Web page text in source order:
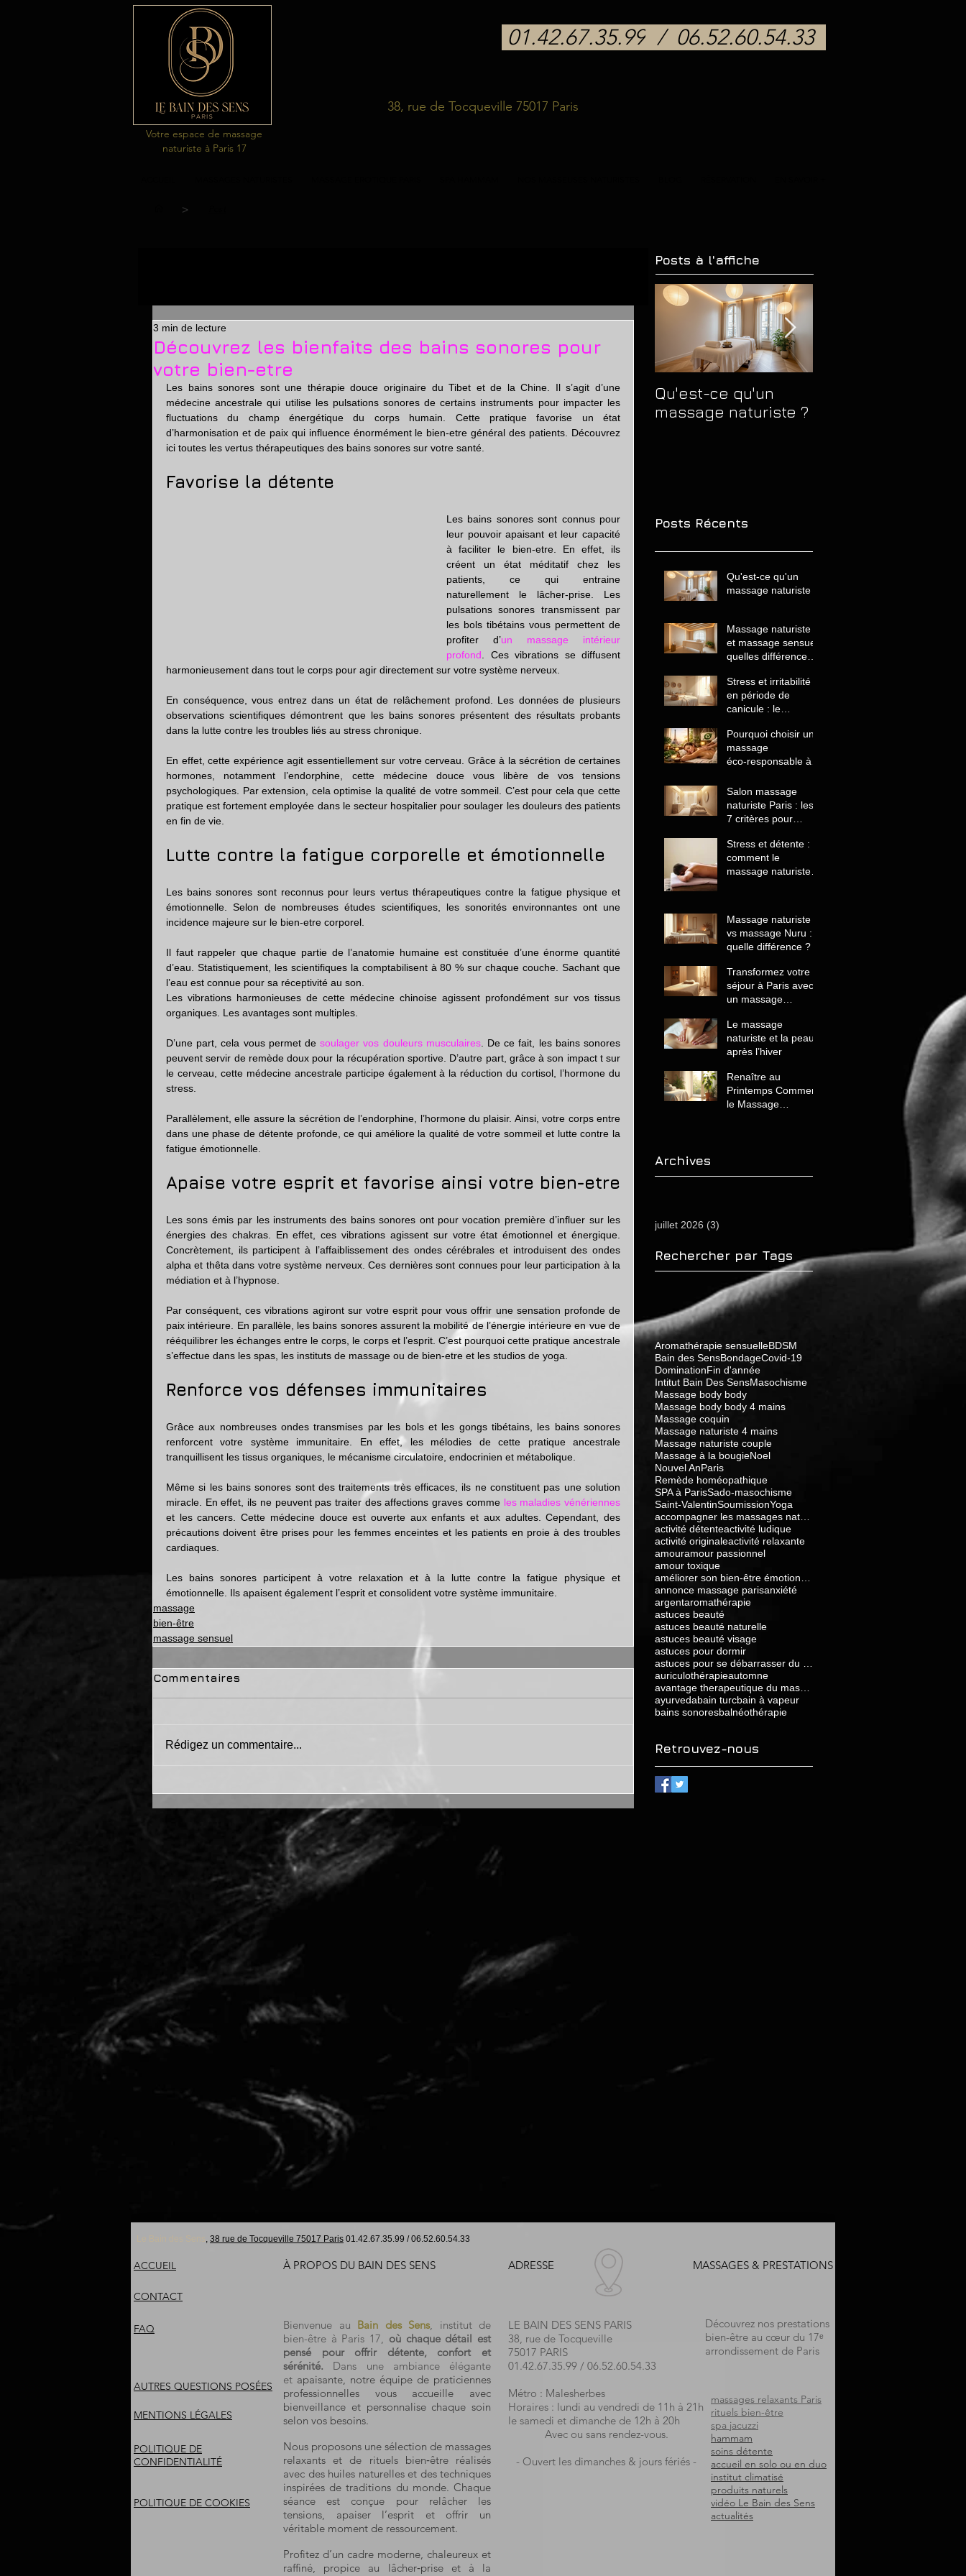
01.42.67.35.99 / 06.52.60.54.33
38, rue de Tocqueville 75017 Paris
Votre espace de massage
naturiste à Paris 17
>
massage erotique
Découvrez les bienfaits des bains sonores pour
votre bien-etre
3 min de lecture
Les bains sonores sont une thérapie douce originaire du Tibet et de la Chine. Il s’agit d’une
médecine ancestrale qui utilise les pulsations sonores de certains instruments pour impacter les
fluctuations du champ énergétique du corps humain. Cette pratique favorise un état
d’harmonisation et de paix qui influence énormément le bien-etre général des patients. Découvrez
ici toutes les vertus thérapeutiques des bains sonores sur votre santé.
Favorise la détente
Les bains sonores sont connus pour
leur pouvoir apaisant et leur capacité
à faciliter le bien-etre. En effet, ils
créent un état méditatif chez les
patients, ce qui entraine
naturellement le lâcher-prise. Les
pulsations sonores transmissent par
les bols tibétains vous permettent de
profiter d’un massage intérieur
profond . Ces vibrations se diffusent
harmonieusement dans tout le corps pour agir directement sur votre système nerveux.
En conséquence, vous entrez dans un état de relâchement profond. Les données de plusieurs
observations scientifiques démontrent que les bains sonores présentent des résultats probants
dans la lutte contre les troubles liés au stress chronique.
En effet, cette expérience agit essentiellement sur votre cerveau. Grâce à la sécrétion de certaines
hormones, notamment l’endorphine, cette médecine douce vous libère de vos tensions
psychologiques. Par extension, cela optimise la qualité de votre sommeil. C’est pour cela que cette
pratique est fortement employée dans le secteur hospitalier pour soulager les douleurs des patients
en fin de vie.
Lutte contre la fatigue corporelle et émotionnelle
Les bains sonores sont reconnus pour leurs vertus thérapeutiques contre la fatigue physique et
émotionnelle. Selon de nombreuses études scientifiques, les sonorités environnantes ont une
incidence majeure sur le bien-etre corporel.
Il faut rappeler que chaque partie de l’anatomie humaine est constituée d’une énorme quantité
d’eau. Statistiquement, les scientifiques la comptabilisent à 80 % sur chaque couche. Sachant que
l’eau est connue pour sa réceptivité au son.
Les vibrations harmonieuses de cette médecine chinoise agissent profondément sur vos tissus
organiques. Les avantages sont multiples.
D’une part, cela vous permet de soulager vos douleurs musculaires. De ce fait, les bains sonores
peuvent servir de remède doux pour la récupération sportive. D’autre part, grâce à son impact t sur
le cerveau, cette médecine ancestrale participe également à la réduction du cortisol, l’hormone du
stress.
Parallèlement, elle assure la sécrétion de l’endorphine, l’hormone du plaisir. Ainsi, votre corps entre
dans une phase de détente profonde, ce qui améliore la qualité de votre sommeil et lutte contre la
fatigue émotionnelle.
Apaise votre esprit et favorise ainsi votre bien-etre
Les sons émis par les instruments des bains sonores ont pour vocation première d’influer sur les
énergies des chakras. En effet, ces vibrations agissent sur votre état émotionnel et énergique.
Concrètement, ils participent à l’affaiblissement des ondes cérébrales et introduisent des ondes
alpha et thêta dans votre système nerveux. Ces dernières sont connues pour leur participation à la
médiation et à l’hypnose.
Par conséquent, ces vibrations agiront sur votre esprit pour vous offrir une sensation profonde de
paix intérieure. En parallèle, les bains sonores assurent la mobilité de l’énergie intérieure en vue de
rééquilibrer les échanges entre le corps, le corps et l’esprit. C’est pourquoi cette pratique ancestrale
s’effectue dans les spas, les instituts de massage ou de bien-etre et les studios de yoga.
Renforce vos défenses immunitaires
Grâce aux nombreuses ondes transmises par les bols et les gongs tibétains, les bains sonores
renforcent votre système immunitaire. En effet, les mélodies de cette pratique ancestrale
tranquillisent les tissus organiques, le mécanisme circulatoire, endocrinien et métabolique.
Même si les bains sonores sont des traitements très efficaces, ils ne constituent pas une solution
miracle. En effet, ils ne peuvent pas traiter des affections graves comme les maladies vénériennes
et les cancers. Cette médecine douce est ouverte aux enfants et aux adultes. Cependant, des
précautions doivent être prises pour les femmes enceintes et les patients en proie à des troubles
cardiaques.
Les bains sonores participent à votre relaxation et à la lutte contre la fatigue physique et
émotionnelle. Ils apaisent également l’esprit et consolident votre système immunitaire.
massage
bien-être
massage sensuel
Commentaires
Rédigez un commentaire...
Posts à l'affiche
Qu'est-ce qu'un
massage naturiste ?
Posts Récents
Qu'est-ce qu'un
massage naturiste ?
Massage naturiste
et massage sensuel
quelles différences
de choisir
Stress et irritabilité
en période de
canicule : le
comme solution
naturelle
Pourquoi choisir un
massage
éco‑responsable à
Salon massage
naturiste Paris : les
7 critères pour
établissement
sérieux
Stress et détente :
comment le
massage naturiste
Massage naturiste
vs massage Nuru :
quelle différence ?
Transformez votre
séjour à Paris avec
un massage
unique et relaxant
Le massage
naturiste et la peau
après l’hiver
Renaître au
Printemps Comment
le Massage
Archives
juillet 2026 (3)
Rechercher par Tags
Aromathérapie sensuelleBDSM
Bain des SensBondageCovid-19
DominationFin d'année
Intitut Bain Des SensMasochisme
Massage body body
Massage body body 4 mains
Massage coquin
Massage naturiste 4 mains
Massage naturiste couple
Massage à la bougieNoel
Nouvel AnParis
Remède homéopathique
SPA à ParisSado-masochisme
Saint-ValentinSoumissionYoga
activité détenteactivité ludique
activité originaleactivité relaxante
amouramour passionnel
amour toxique
annonce massage parisanxiété
argentaromathérapie
astuces beauté
astuces beauté naturelle
astuces beauté visage
astuces pour dormir
auriculothérapieautomne
ayurvedabain turcbain à vapeur
bains sonoresbalnéothérapie
Retrouvez-nous
, 38 rue de Tocqueville 75017 Paris 01.42.67.35.99 /06.52.60.54.33
ACCUEIL À PROPOS DU BAIN DES SENS
CONTACT
FAQ
AUTRES QUESTIONS POSÉES
MENTIONS LÉGALES
POLITIQUE DE
CONFIDENTIALITÉ
POLITIQUE DE COOKIES
Bienvenue au Bain des Sens, institut de
bien-être à Paris 17, où chaque détail est
pensé pour offrir détente, confort et
sérénité. Dans une ambiance élégante
et apaisante, notre équipe de praticiennes
professionnelles vous accueille avec
bienveillance et personnalise chaque soin
selon vos besoins.
Nous proposons une sélection de massages
relaxants et de rituels bien‑être réalisés
avec des huiles naturelles et des techniques
inspirées de traditions du monde. Chaque
séance est conçue pour relâcher les
tensions, apaiser l’esprit et offrir un
véritable moment de ressourcement.
Profitez d’un cadre moderne, chaleureux et
raffiné, propice au lâcher‑prise et à la
ADRESSE MASSAGES & PRESTATIONS
LE BAIN DES SENS PARIS
38, rue de Tocqueville
75017 PARIS
01.42.67.35.99 / 06.52.60.54.33
Métro : Malesherbes
Horaires : lundi au vendredi de 11h à 21h
le samedi et dimanche de 12h à 20h
Avec ou sans rendez-vous.
- Ouvert les dimanches & jours fériés -
Découvrez nos prestations
bien-être au cœur du 17ᵉ
arrondissement de Paris
massages relaxants Paris
rituels bien-être
spa jacuzzi
hammam
soins détente
accueil en solo ou en duo
institut climatisé
produits naturels
vidéo Le Bain des Sens
actualités